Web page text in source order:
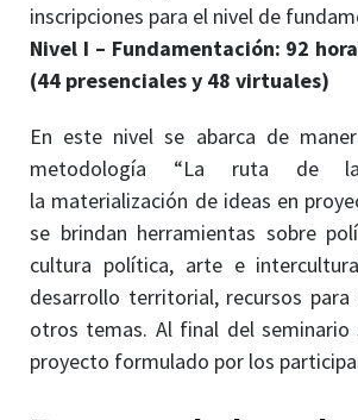
inscripciones para el nivel de
Nivel I – Fundamentación: 92
(44 presenciales y 48 virtuales)
En este nivel se abarca de
metodología “La ruta de
la materialización de ideas en
se brindan herramientas sobre
cultura política, arte e
desarrollo territorial, recursos
otros temas. Al final del seminario
proyecto formulado por los